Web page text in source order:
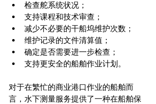
检查舵系统状况；
支持课程和技术审查；
减少不必要的干船坞维护次数；
维护记录的文件清算值；
确定是否需要进一步检查；
支持更安全的船舶作业计划。
对于在繁忙的商业港口作业的船舶而
言，水下测量服务提供了一种在船舶保